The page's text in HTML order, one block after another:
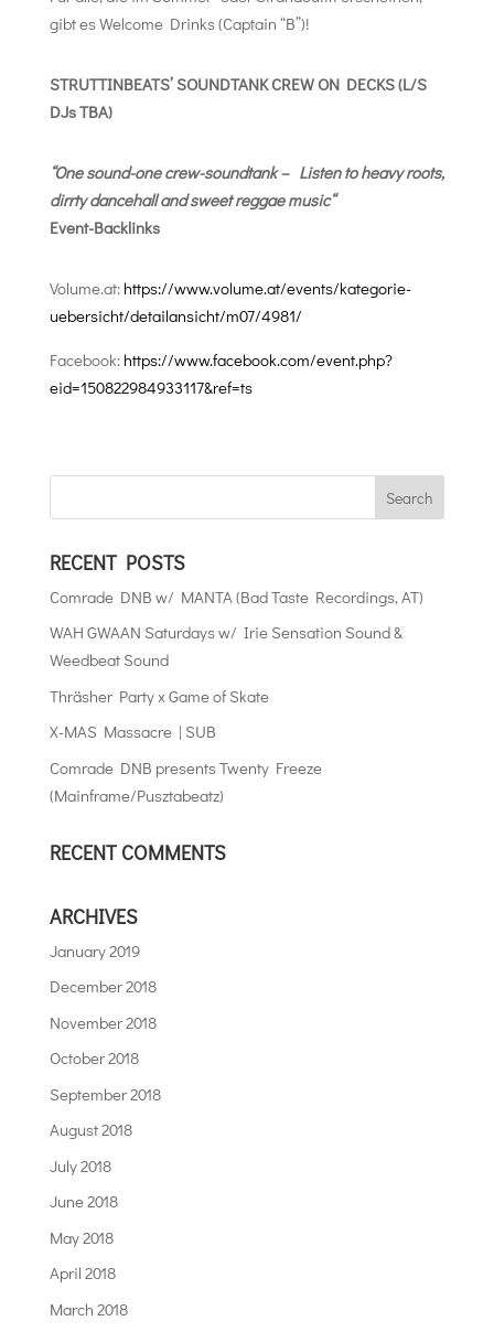
gibt es Welcome Drinks (Captain “B”)!
STRUTTINBEATS’ SOUNDTANK CREW ON DECKS (L/S
DJs TBA)
“One sound-one crew-soundtank – Listen to heavy roots,
dirrty dancehall and sweet reggae music“
Event-Backlinks
Volume.at: https://www.volume.at/events/kategorie-
uebersicht/detailansicht/m07/4981/
Facebook: https://www.facebook.com/event.php?
eid=150822984933117&ref=ts
RECENT POSTS
Comrade DNB w/ MANTA (Bad Taste Recordings, AT)
WAH GWAAN Saturdays w/ Irie Sensation Sound &
Weedbeat Sound
Thräsher Party x Game of Skate
X-MAS Massacre | SUB
Comrade DNB presents Twenty Freeze
(Mainframe/Pusztabeatz)
RECENT COMMENTS
ARCHIVES
January 2019
December 2018
November 2018
October 2018
September 2018
August 2018
July 2018
June 2018
May 2018
April 2018
March 2018